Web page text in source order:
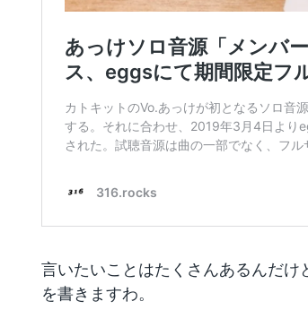
言いたいことはたくさんあるんだけ
を書きますわ。